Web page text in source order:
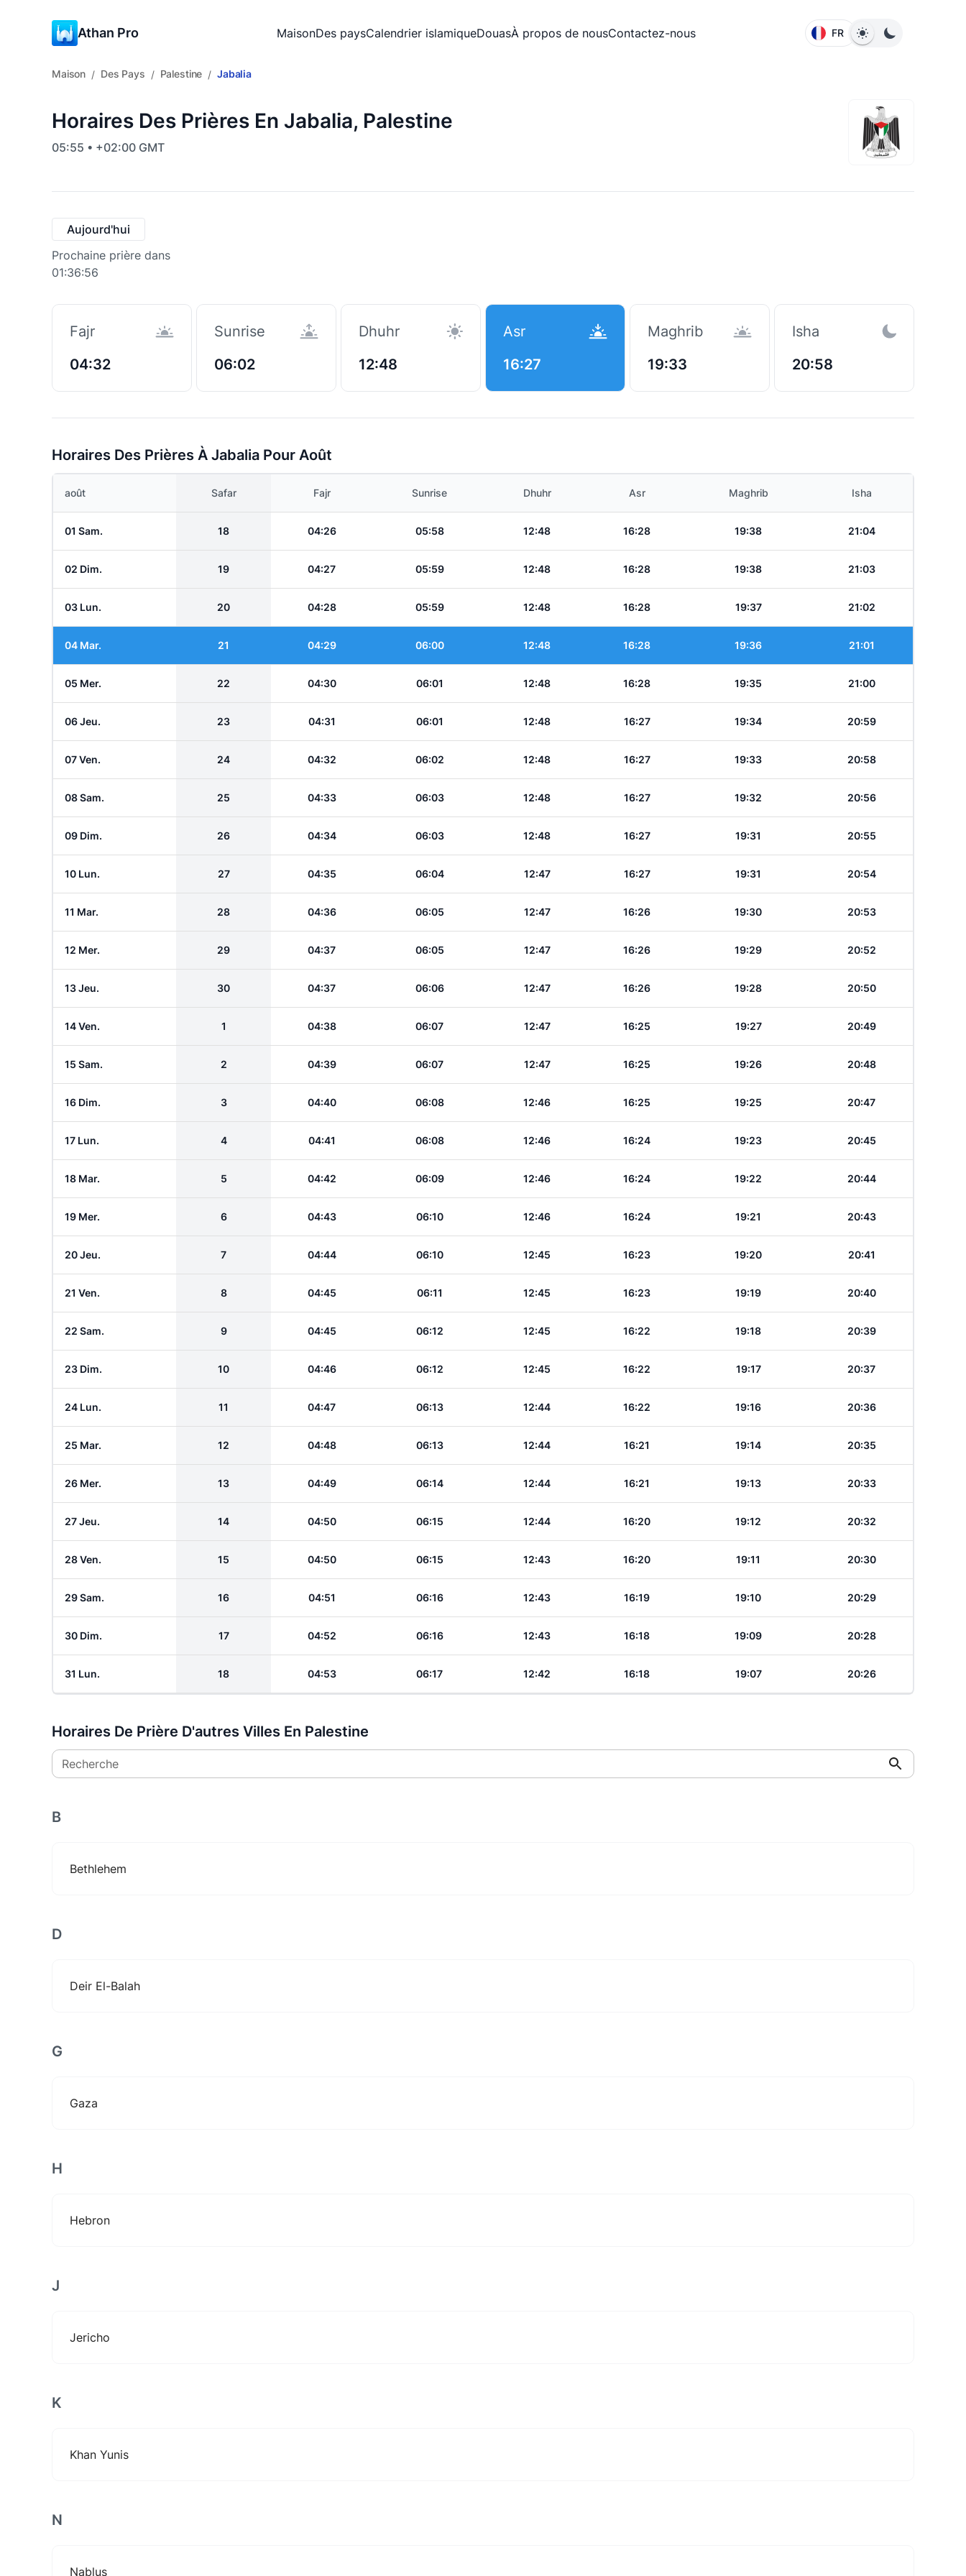
Athan Pro MaisonDes paysCalendrier islamiqueDouasÀ propos de nousContactez-nous FR
Maison / Des Pays / Palestine / Jabalia
Horaires Des Prières En Jabalia, Palestine
05:55 • +02:00 GMT
Aujourd'hui
Prochaine prière dans
01:36:55
Fajr
04:32
Sunrise
06:02
Dhuhr
12:48
Asr
16:27
Maghrib
19:33
Isha
20:58
Horaires Des Prières À Jabalia Pour Août
août Safar Fajr Sunrise Dhuhr Asr Maghrib Isha
01 Sam. 18 04:26 05:58 12:48 16:28 19:38 21:04
02 Dim. 19 04:27 05:59 12:48 16:28 19:38 21:03
03 Lun. 20 04:28 05:59 12:48 16:28 19:37 21:02
04 Mar. 21 04:29 06:00 12:48 16:28 19:36 21:01
05 Mer. 22 04:30 06:01 12:48 16:28 19:35 21:00
06 Jeu. 23 04:31 06:01 12:48 16:27 19:34 20:59
07 Ven. 24 04:32 06:02 12:48 16:27 19:33 20:58
08 Sam. 25 04:33 06:03 12:48 16:27 19:32 20:56
09 Dim. 26 04:34 06:03 12:48 16:27 19:31 20:55
10 Lun. 27 04:35 06:04 12:47 16:27 19:31 20:54
11 Mar. 28 04:36 06:05 12:47 16:26 19:30 20:53
12 Mer. 29 04:37 06:05 12:47 16:26 19:29 20:52
13 Jeu. 30 04:37 06:06 12:47 16:26 19:28 20:50
14 Ven. 1 04:38 06:07 12:47 16:25 19:27 20:49
15 Sam. 2 04:39 06:07 12:47 16:25 19:26 20:48
16 Dim. 3 04:40 06:08 12:46 16:25 19:25 20:47
17 Lun. 4 04:41 06:08 12:46 16:24 19:23 20:45
18 Mar. 5 04:42 06:09 12:46 16:24 19:22 20:44
19 Mer. 6 04:43 06:10 12:46 16:24 19:21 20:43
20 Jeu. 7 04:44 06:10 12:45 16:23 19:20 20:41
21 Ven. 8 04:45 06:11 12:45 16:23 19:19 20:40
22 Sam. 9 04:45 06:12 12:45 16:22 19:18 20:39
23 Dim. 10 04:46 06:12 12:45 16:22 19:17 20:37
24 Lun. 11 04:47 06:13 12:44 16:22 19:16 20:36
25 Mar. 12 04:48 06:13 12:44 16:21 19:14 20:35
26 Mer. 13 04:49 06:14 12:44 16:21 19:13 20:33
27 Jeu. 14 04:50 06:15 12:44 16:20 19:12 20:32
28 Ven. 15 04:50 06:15 12:43 16:20 19:11 20:30
29 Sam. 16 04:51 06:16 12:43 16:19 19:10 20:29
30 Dim. 17 04:52 06:16 12:43 16:18 19:09 20:28
31 Lun. 18 04:53 06:17 12:42 16:18 19:07 20:26
Horaires De Prière D'autres Villes En Palestine
Recherche
B
Bethlehem
D
Deir El-Balah
G
Gaza
H
Hebron
J
Jericho
K
Khan Yunis
N
Nablus